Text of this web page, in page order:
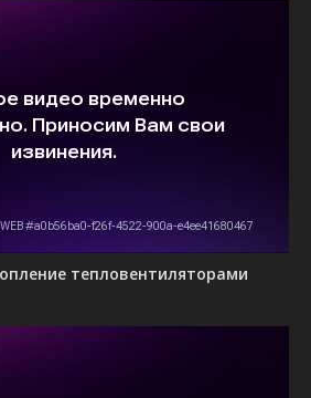
тепловентиляторами